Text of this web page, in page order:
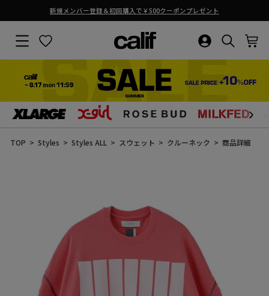
テ
ス
ラ
イ
ョ
ー
を
止
め
新規メンバー登録＆初回購入で￥500クーポンプレゼント
サイトナビゲーション
お気に入り ログイン・新
検索結果
TOP Styles Styles ALL スウェット クルーネック 商品詳細